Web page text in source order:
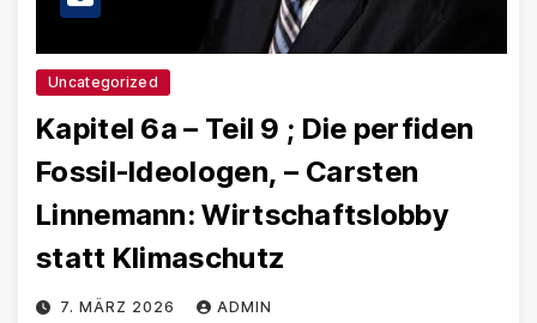
Uncategorized
Kapitel 6a – Teil 9 ; Die perfiden
Fossil-Ideologen, – Carsten
Linnemann: Wirtschaftslobby
statt Klimaschutz
7. MÄRZ 2026 ADMIN